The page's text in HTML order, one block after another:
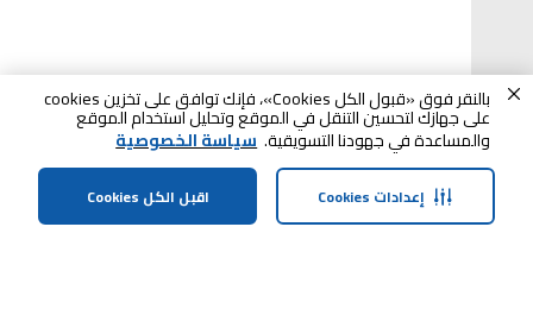
بالنقر فوق «قبول الكل Cookies»، فإنك توافق على تخزين cookies
على جهازك لتحسين التنقل في الموقع وتحليل استخدام الموقع
والمساعدة في جهودنا التسويقية. سياسة الخصوصية
اقبل الكل Cookies إعدادات Cookies
الرئيسية الفئات الملف الشخصي العربة